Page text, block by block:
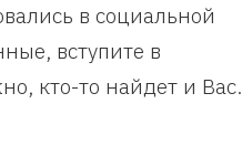
в социальной
вступите в
кто-то найдет и Вас.